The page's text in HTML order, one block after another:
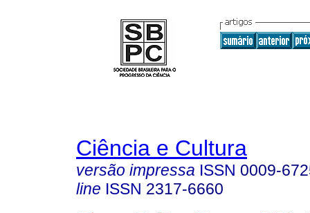
Ciência e Cultura
versão impressa ISSN 0009-
line ISSN 2317-6660